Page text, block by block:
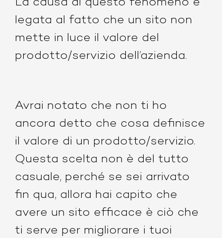
La causa di questo fenomeno è
legata al fatto che un sito non
mette in luce il valore del
prodotto/servizio dell’azienda.
Avrai notato che non ti ho
ancora detto che cosa definisce
il valore di un prodotto/servizio.
Questa scelta non è del tutto
casuale, perché se sei arrivato
fin qua, allora hai capito che
avere un sito efficace è ciò che
ti serve per migliorare i tuoi